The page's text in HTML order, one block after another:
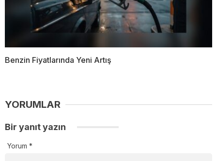
Benzin Fiyatlarında Yeni Artış
YORUMLAR
Bir yanıt yazın
Yorum *